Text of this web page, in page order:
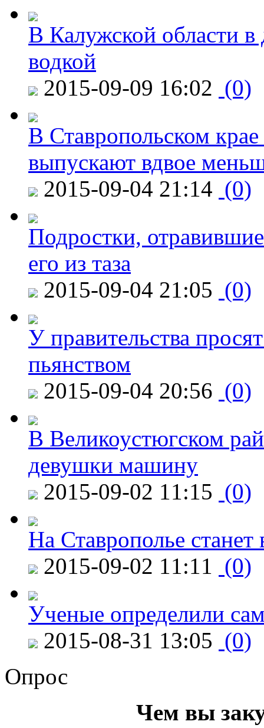
В Калужской области в
водкой
2015-09-09 16:02 (0)
В Ставропольском
выпускают вдвое
2015-09-04 21:14 (0)
Подростки,
его из таза
2015-09-04 21:05 (0)
У правительства
пьянством
2015-09-04 20:56 (0)
В Великоустюгском
девушки машину
2015-09-02 11:15 (0)
На Ставрополье
2015-09-02 11:11 (0)
Ученые определили
2015-08-31 13:05 (0)
Опрос
Чем вы